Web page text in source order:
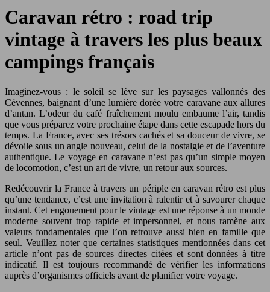
Caravan rétro : road trip
vintage à travers les plus beaux
campings français
Imaginez-vous : le soleil se lève sur les paysages vallonnés des
Cévennes, baignant d’une lumière dorée votre caravane aux allures
d’antan. L’odeur du café fraîchement moulu embaume l’air, tandis
que vous préparez votre prochaine étape dans cette escapade hors du
temps. La France, avec ses trésors cachés et sa douceur de vivre, se
dévoile sous un angle nouveau, celui de la nostalgie et de l’aventure
authentique. Le voyage en caravane n’est pas qu’un simple moyen
de locomotion, c’est un art de vivre, un retour aux sources.
Redécouvrir la France à travers un périple en caravan rétro est plus
qu’une tendance, c’est une invitation à ralentir et à savourer chaque
instant. Cet engouement pour le vintage est une réponse à un monde
moderne souvent trop rapide et impersonnel, et nous ramène aux
valeurs fondamentales que l’on retrouve aussi bien en famille que
seul. Veuillez noter que certaines statistiques mentionnées dans cet
article n’ont pas de sources directes citées et sont données à titre
indicatif. Il est toujours recommandé de vérifier les informations
auprès d’organismes officiels avant de planifier votre voyage.